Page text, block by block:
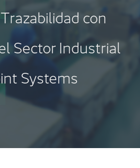
con
Sector Industrial
Systems